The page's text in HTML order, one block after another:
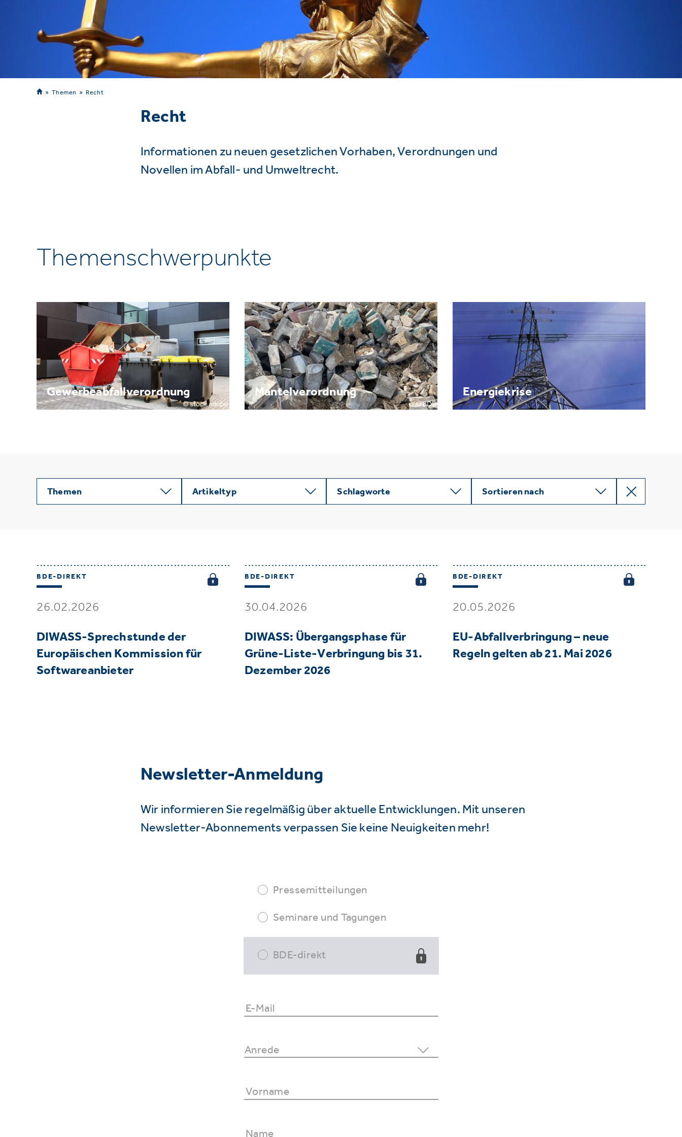
Themen Recht
Recht
Informationen zu neuen gesetzlichen Vorhaben, Verordnungen und
Novellen im Abfall- und Umweltrecht.
Themenschwerpunkte
Gewerbeabfallverordnung Mantelverordnung Energiekrise
Themen Artikeltyp Schlagworte Sortieren nach
BDE-DIREKT
26.02.2026
DIWASS-Sprechstunde der
Europäischen Kommission für
Softwareanbieter
BDE-DIREKT
30.04.2026
DIWASS: Übergangsphase für
Grüne-Liste-Verbringung bis 31.
Dezember 2026
BDE-DIREKT
20.05.2026
EU-Abfallverbringung – neue
Regeln gelten ab 21. Mai 2026
Newsletter-Anmeldung
Wir informieren Sie regelmäßig über aktuelle Entwicklungen. Mit unseren
Newsletter-Abonnements verpassen Sie keine Neuigkeiten mehr!
Pressemitteilungen
Seminare und Tagungen
BDE-direkt